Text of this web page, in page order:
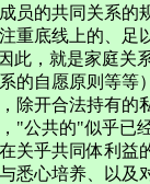
员的共同关系
重底线上的、
此，就是家庭关
的自愿原则等
除开合法持有
"公共的"似乎已
关乎共同体利益
悉心培养、以